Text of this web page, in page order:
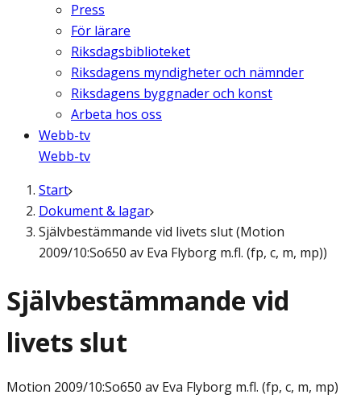
Press
För lärare
Riksdagsbiblioteket
Riksdagens myndigheter och nämnder
Riksdagens byggnader och konst
Arbeta hos oss
Webb-tv
Webb-tv
Start
Dokument & lagar
Självbestämmande vid livets slut (Motion
2009/10:So650 av Eva Flyborg m.fl. (fp, c, m, mp))
Självbestämmande vid
livets slut
Motion 2009/10:So650 av Eva Flyborg m.fl. (fp, c, m, mp)